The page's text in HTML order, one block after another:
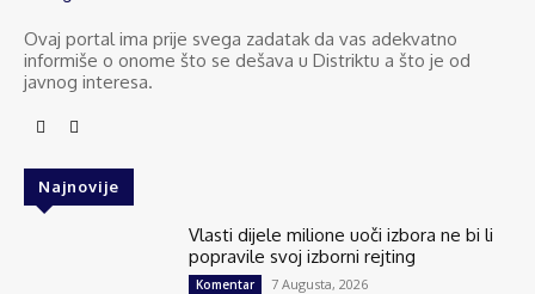
Ovaj portal ima prije svega zadatak da vas adekvatno
informiše o onome što se dešava u Distriktu a što je od
javnog interesa.
Najnovije
Vlasti dijele milione uoči izbora ne bi li
popravile svoj izborni rejting
Komentar 7 Augusta, 2026